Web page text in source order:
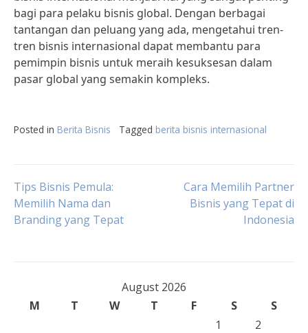
bagi para pelaku bisnis global. Dengan berbagai
tantangan dan peluang yang ada, mengetahui tren-
tren bisnis internasional dapat membantu para
pemimpin bisnis untuk meraih kesuksesan dalam
pasar global yang semakin kompleks.
Posted in Berita Bisnis Tagged berita bisnis internasional
Post
navigation
Tips Bisnis Pemula:
Memilih Nama dan
Branding yang Tepat
Cara Memilih Partner
Bisnis yang Tepat di
Indonesia
August 2026
M
T W T F S
S
1
2